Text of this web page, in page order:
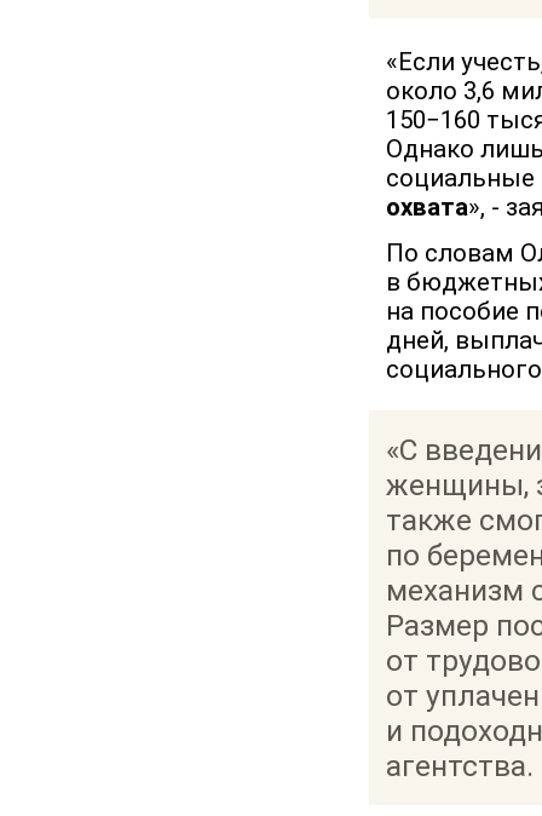
«Если
около 3,6
150−160
Однако
социальные
охвата», -
По словам
в
на пособие
дней,
«С
женщины,
также
по
механизм
Размер
от
от
и
агентства.